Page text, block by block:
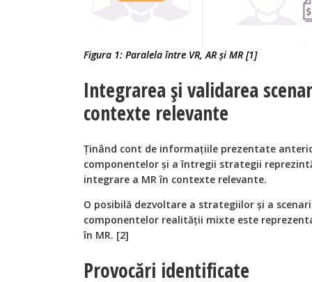
Figura 1: Paralela între VR, AR și MR [1]
Integrarea și validarea
contexte relevante
Ținând cont de informațiile prezentate
componentelor și a întregii strategii
integrare a MR în contexte relevante.
O posibilă dezvoltare a strategiilor și a
componentelor realității mixte este
în MR. [2]
Provocări identificate